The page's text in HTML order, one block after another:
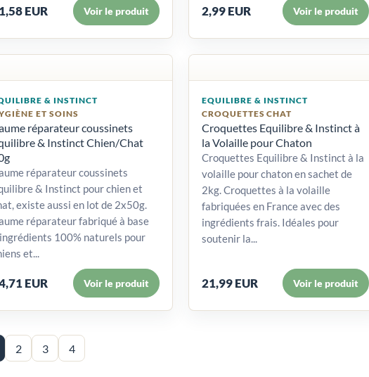
EUR Voir le produit 2,99 EUR Voir le produit
& INSTINCT
ET SOINS
réparateur coussinets
& Instinct Chien/Chat
réparateur coussinets
& Instinct pour chien et
existe aussi en lot de 2x50g.
réparateur fabriqué à base
100% naturels pour
et...
EUR Voir le produit
EQUILIBRE & INSTINCT
CROQUETTES CHAT
Croquettes Equilibre & Instinct à
la Volaille pour Chaton
Croquettes Equilibre & Instinct à la
volaille pour chaton en sachet de
2kg. Croquettes à la volaille
fabriquées en France avec des
ingrédients frais. Idéales pour
soutenir la...
21,99 EUR Voir le produit
2 3 4